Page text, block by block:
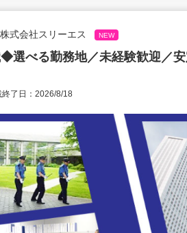
株式会社スリーエス NEW
選べる勤務地／未経験歓迎／
終了日：2026/8/18